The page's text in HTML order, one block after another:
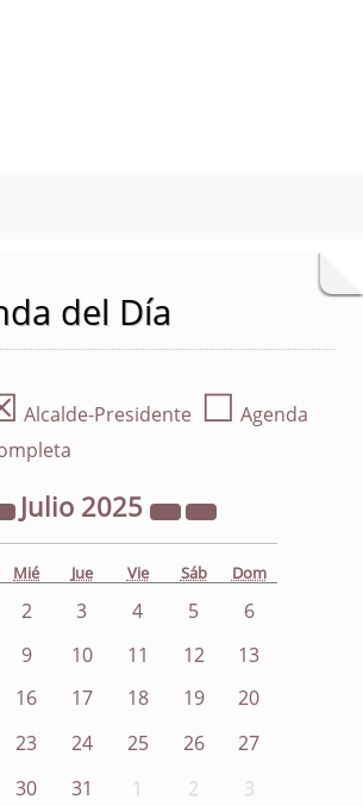
del Día
Alcalde-Presidente ☐ Agenda
Julio 2025
Mié Jue Vie Sáb Dom
2 3 4 5
6
9 10 11 12
13
16 17 18 19
20
23 24 25 26
27
30 31 1 2 3